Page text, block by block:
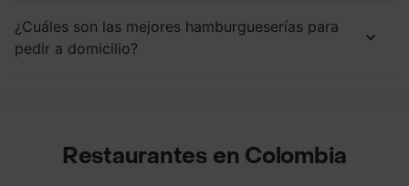
¿Cuáles son las mejores hamburgueserías para
pedir a domicilio?
Restaurantes en Colombia